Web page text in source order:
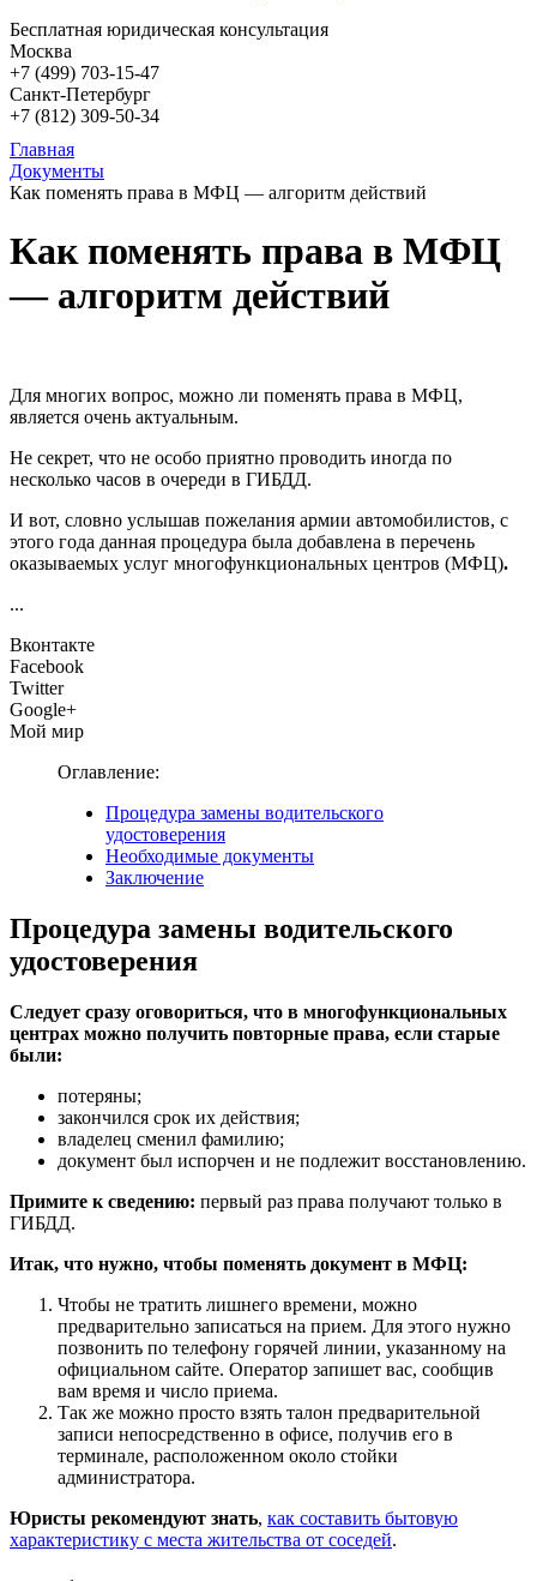
Бесплатная юридическая консультация
Москва
+7 (499) 703-15-47
Санкт-Петербург
+7 (812) 309-50-34
Главная
Документы
Как поменять права в МФЦ — алгоритм действий
Как поменять права в МФЦ
— алгоритм действий
Для многих вопрос, можно ли поменять права в МФЦ,
является очень актуальным.
Не секрет, что не особо приятно проводить иногда по
несколько часов в очереди в ГИБДД.
И вот, словно услышав пожелания армии автомобилистов, с
этого года данная процедура была добавлена в перечень
оказываемых услуг многофункциональных центров (МФЦ).
...
Вконтакте
Facebook
Twitter
Google+
Мой мир
Оглавление:
Процедура замены водительского
удостоверения
Необходимые документы
Заключение
Процедура замены водительского
удостоверения
Следует сразу оговориться, что в многофункциональных
центрах можно получить повторные права, если старые
были:
потеряны;
закончился срок их действия;
владелец сменил фамилию;
документ был испорчен и не подлежит восстановлению.
Примите к сведению: первый раз права получают только в
ГИБДД.
Итак, что нужно, чтобы поменять документ в МФЦ:
Чтобы не тратить лишнего времени, можно
предварительно записаться на прием. Для этого нужно
позвонить по телефону горячей линии, указанному на
официальном сайте. Оператор запишет вас, сообщив
вам время и число приема.
Так же можно просто взять талон предварительной
записи непосредственно в офисе, получив его в
терминале, расположенном около стойки
администратора.
Юристы рекомендуют знать, как составить бытовую
характеристику с места жительства от соседей.